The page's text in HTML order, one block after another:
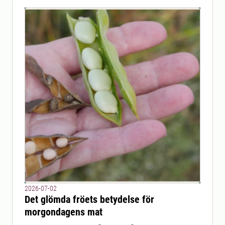
2026-07-02
Det glömda fröets betydelse för
morgondagens mat